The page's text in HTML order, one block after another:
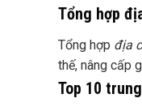
Tổng hợp
Tổng hợp địa
thế, nâng cấp
Top 10